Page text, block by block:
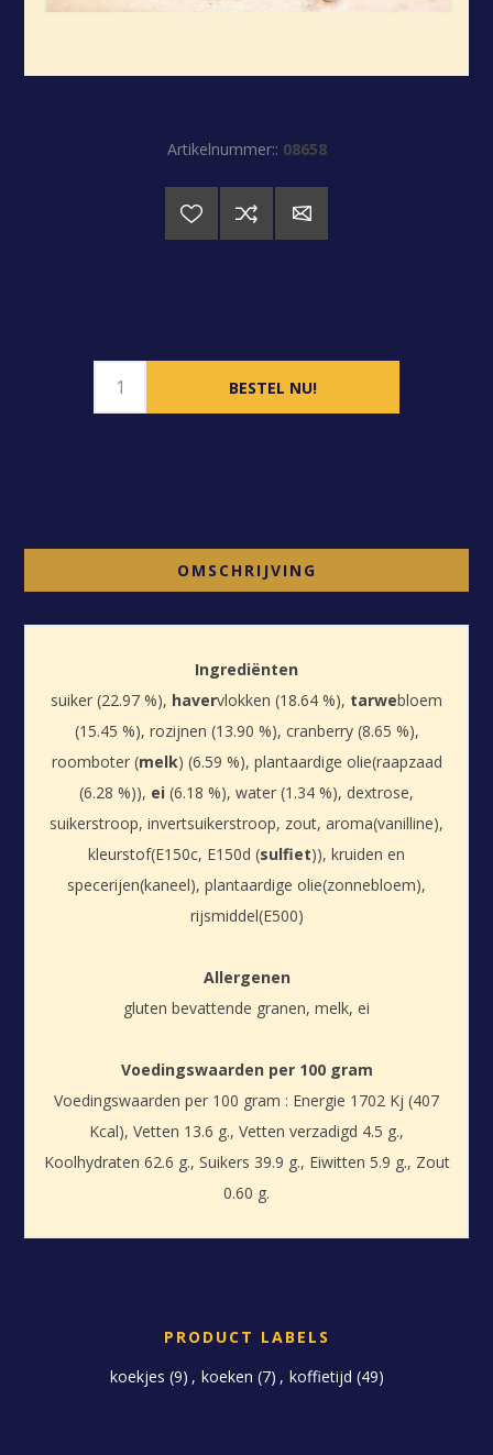
Artikelnummer:: 08658
OMSCHRIJVING
Ingrediënten
suiker (22.97 %), havervlokken (18.64 %), tarwebloem
(15.45 %), rozijnen (13.90 %), cranberry (8.65 %),
roomboter (melk) (6.59 %), plantaardige olie(raapzaad
(6.28 %)), ei (6.18 %), water (1.34 %), dextrose,
suikerstroop, invertsuikerstroop, zout, aroma(vanilline),
kleurstof(E150c, E150d (sulfiet)), kruiden en
specerijen(kaneel), plantaardige olie(zonnebloem),
rijsmiddel(E500)
Allergenen
gluten bevattende granen, melk, ei
Voedingswaarden per 100 gram
Voedingswaarden per 100 gram : Energie 1702 Kj (407
Kcal), Vetten 13.6 g., Vetten verzadigd 4.5 g.,
Koolhydraten 62.6 g., Suikers 39.9 g., Eiwitten 5.9 g., Zout
0.60 g.
PRODUCT LABELS
koekjes (9) , koeken (7) , koffietijd (49)